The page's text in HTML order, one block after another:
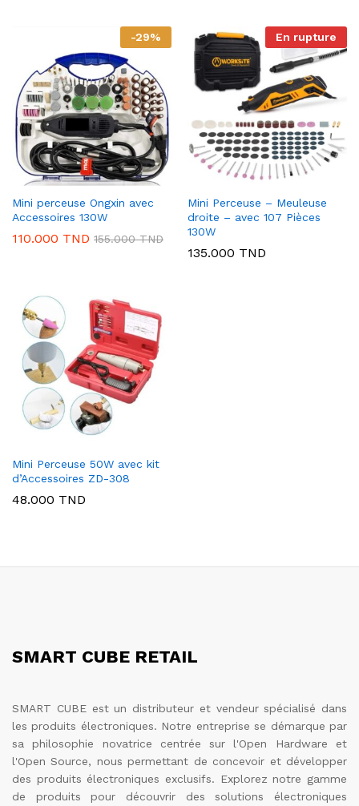
-29%
Mini perceuse Ongxin avec
Accessoires 130W
110.000 TND 155.000TND
En rupture
Mini Perceuse – Meuleuse
droite – avec 107 Pièces
130W
135.000 TND
Mini Perceuse 50W avec kit
d’Accessoires ZD-308
48.000 TND
SMART CUBE RETAIL
SMART CUBE est un distributeur et vendeur spécialisé dans
les produits électroniques. Notre entreprise se démarque par
sa philosophie novatrice centrée sur l'Open Hardware et
l'Open Source, nous permettant de concevoir et développer
des produits électroniques exclusifs. Explorez notre gamme
de produits pour découvrir des solutions électroniques